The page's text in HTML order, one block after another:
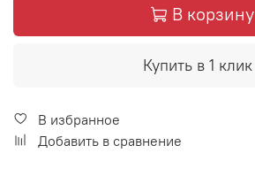
В корзину
Купить в 1 клик
В избранное
Добавить в сравнение